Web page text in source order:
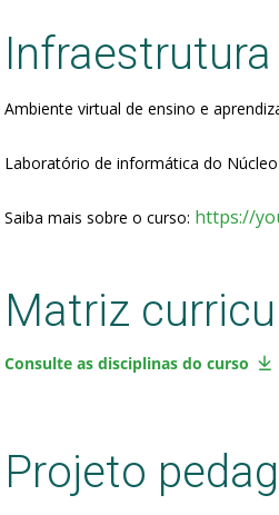
Infraestrutura
Ambiente virtual de ensino e
Laboratório de informática do
Saiba mais sobre o curso: https://
Matriz
Consulte as disciplinas do curso
Projeto